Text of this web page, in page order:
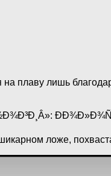
плаву лишь
ложе,